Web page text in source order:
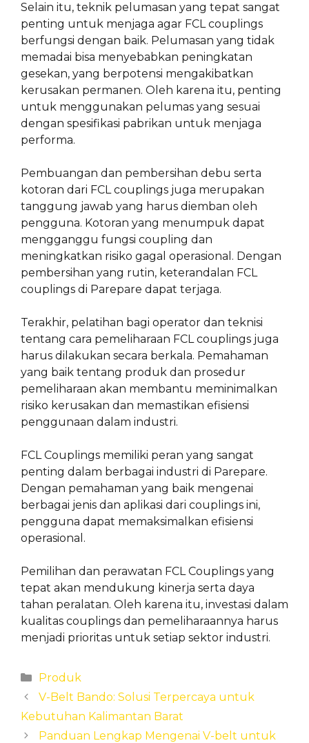
Selain itu, teknik pelumasan yang tepat sangat
penting untuk menjaga agar FCL couplings
berfungsi dengan baik. Pelumasan yang tidak
memadai bisa menyebabkan peningkatan
gesekan, yang berpotensi mengakibatkan
kerusakan permanen. Oleh karena itu, penting
untuk menggunakan pelumas yang sesuai
dengan spesifikasi pabrikan untuk menjaga
performa.
Pembuangan dan pembersihan debu serta
kotoran dari FCL couplings juga merupakan
tanggung jawab yang harus diemban oleh
pengguna. Kotoran yang menumpuk dapat
mengganggu fungsi coupling dan
meningkatkan risiko gagal operasional. Dengan
pembersihan yang rutin, keterandalan FCL
couplings di Parepare dapat terjaga.
Terakhir, pelatihan bagi operator dan teknisi
tentang cara pemeliharaan FCL couplings juga
harus dilakukan secara berkala. Pemahaman
yang baik tentang produk dan prosedur
pemeliharaan akan membantu meminimalkan
risiko kerusakan dan memastikan efisiensi
penggunaan dalam industri.
FCL Couplings memiliki peran yang sangat
penting dalam berbagai industri di Parepare.
Dengan pemahaman yang baik mengenai
berbagai jenis dan aplikasi dari couplings ini,
pengguna dapat memaksimalkan efisiensi
operasional.
Pemilihan dan perawatan FCL Couplings yang
tepat akan mendukung kinerja serta daya
tahan peralatan. Oleh karena itu, investasi dalam
kualitas couplings dan pemeliharaannya harus
menjadi prioritas untuk setiap sektor industri.
Categories
Produk
V-Belt Bando: Solusi Terpercaya untuk
Kebutuhan Kalimantan Barat
Panduan Lengkap Mengenai V-belt untuk